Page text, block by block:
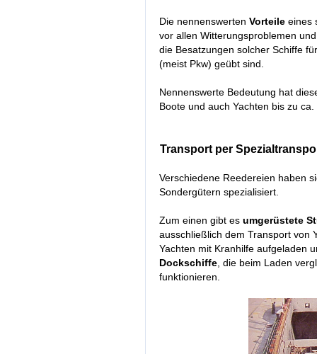
Die nennenswerten Vorteile eines
vor allen Witterungsproblemen
die Besatzungen solcher Schiffe
(meist Pkw) geübt sind.
Nennenswerte Bedeutung hat
Boote und auch Yachten bis zu
Transport per
Verschiedene Reedereien haben
Sondergütern spezialisiert.
Zum einen gibt es umgerüstete
ausschließlich dem Transport von
Yachten mit Kranhilfe aufgeladen
Dockschiffe, die beim Laden
funktionieren.